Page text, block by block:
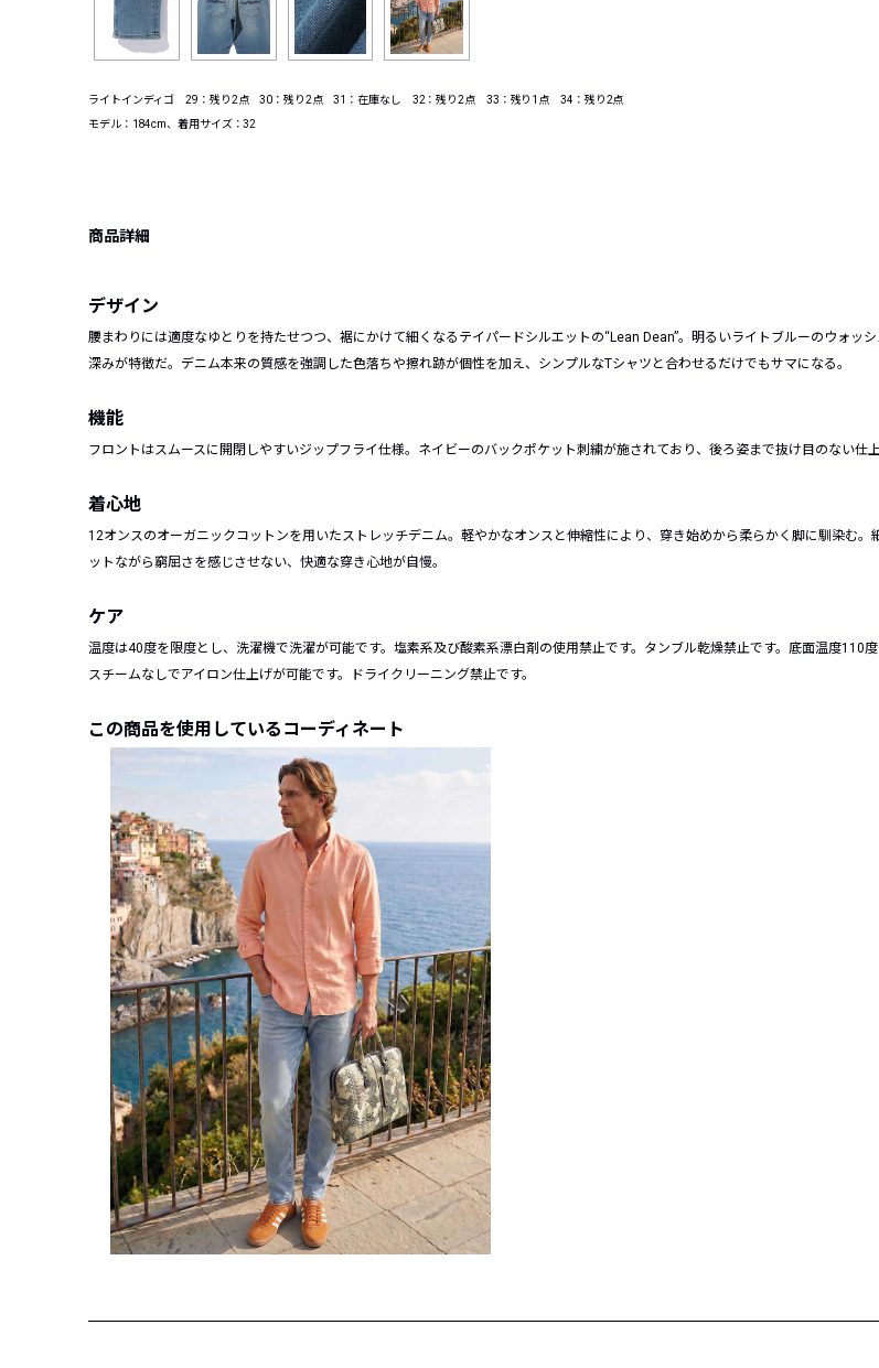
ライトインディゴ 29：残り2点 30：残り2点 31：在庫なし 32：残り2点 33：残り1点 34：残り2点
モデル：184cm、着用サイズ：32
商品詳細
デザイン
腰まわりには適度なゆとりを持たせつつ、裾にかけて細くなるテイパードシルエットの“Lean Dean”。明るいライトブルーのウォッ
深みが特徴だ。デニム本来の質感を強調した色落ちや擦れ跡が個性を加え、シンプルなTシャツと合わせるだけでもサマになる。
機能
フロントはスムースに開閉しやすいジップフライ仕様。ネイビーのバックポケット刺繍が施されており、後ろ姿まで抜け目のない仕上
着心地
12オンスのオーガニックコットンを用いたストレッチデニム。軽やかなオンスと伸縮性により、穿き始めから柔らかく脚に馴染む。
ットながら窮屈さを感じさせない、快適な穿き心地が自慢。
ケア
温度は40度を限度とし、洗濯機で洗濯が可能です。塩素系及び酸素系漂白剤の使用禁止です。タンブル乾燥禁止です。底面温度110
スチームなしでアイロン仕上げが可能です。ドライクリーニング禁止です。
この商品を使用しているコーディネート